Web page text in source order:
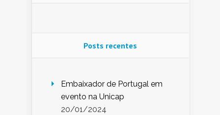
Posts recentes
Embaixador de Portugal em
evento na Unicap
20/01/2024